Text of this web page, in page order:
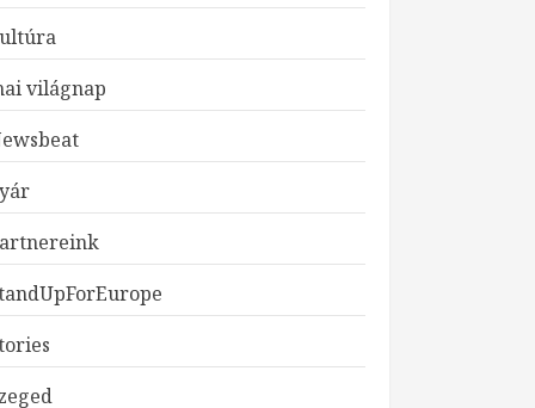
világnap
3
JELENTKEZZ ART
GASZTRO